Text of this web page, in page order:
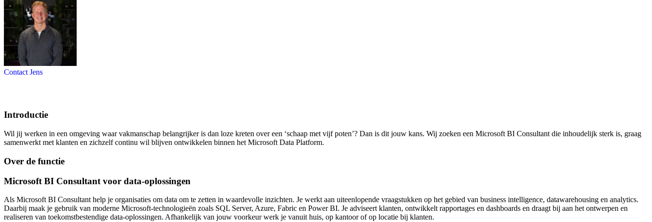
Contact Jens
Introductie
Wil jij werken in een omgeving waar vakmanschap belangrijker is dan loze kreten over een ‘schaap met vijf poten’? Dan is dit jouw kans. Wij zoeken een Microsoft BI Consultant die inhoudelijk sterk is, graag
samenwerkt met klanten en zichzelf continu wil blijven ontwikkelen binnen het Microsoft Data Platform.
Over de functie
Microsoft BI Consultant voor data-oplossingen
Als Microsoft BI Consultant help je organisaties om data om te zetten in waardevolle inzichten. Je werkt aan uiteenlopende vraagstukken op het gebied van business intelligence, datawarehousing en analytics.
Daarbij maak je gebruik van moderne Microsoft-technologieën zoals SQL Server, Azure, Fabric en Power BI. Je adviseert klanten, ontwikkelt rapportages en dashboards en draagt bij aan het ontwerpen en
realiseren van toekomstbestendige data-oplossingen. Afhankelijk van jouw voorkeur werk je vanuit huis, op kantoor of op locatie bij klanten.